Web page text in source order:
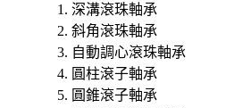
深溝滾珠軸承
斜角滾珠軸承
自動調心滾珠軸承
圓柱滾子軸承
圓錐滾子軸承